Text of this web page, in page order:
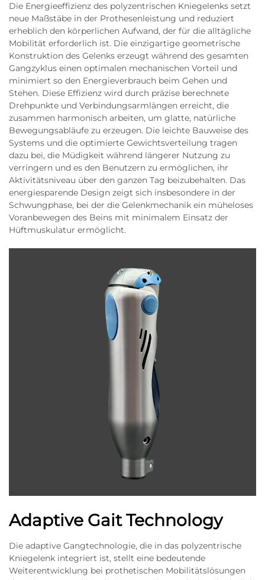
Die Energieeffizienz des polyzentrischen Kniegelenks setzt
neue Maßstäbe in der Prothesenleistung und reduziert
erheblich den körperlichen Aufwand, der für die alltägliche
Mobilität erforderlich ist. Die einzigartige geometrische
Konstruktion des Gelenks erzeugt während des gesamten
Gangzyklus einen optimalen mechanischen Vorteil und
minimiert so den Energieverbrauch beim Gehen und
Stehen. Diese Effizienz wird durch präzise berechnete
Drehpunkte und Verbindungsarmlängen erreicht, die
zusammen harmonisch arbeiten, um glatte, natürliche
Bewegungsabläufe zu erzeugen. Die leichte Bauweise des
Systems und die optimierte Gewichtsverteilung tragen
dazu bei, die Müdigkeit während längerer Nutzung zu
verringern und es den Benutzern zu ermöglichen, ihr
Aktivitätsniveau über den ganzen Tag beizubehalten. Das
energiesparende Design zeigt sich insbesondere in der
Schwungphase, bei der die Gelenkmechanik ein müheloses
Voranbewegen des Beins mit minimalem Einsatz der
Hüftmuskulatur ermöglicht.
Adaptive Gait Technology
Die adaptive Gangtechnologie, die in das polyzentrische
Kniegelenk integriert ist, stellt eine bedeutende
Weiterentwicklung bei prothetischen Mobilitätslösungen